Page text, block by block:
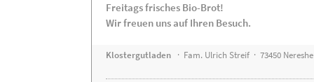
Freitags frisches Bio-Brot!
Wir freuen uns auf Ihren Besuch.
Klostergutladen · Fam. Ulrich Streif · 73450